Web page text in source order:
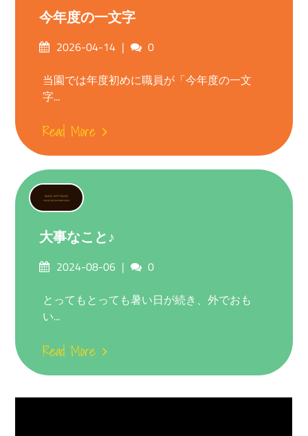
今年度の一文字
Posted2026-04-14 Comments
0
当園では年度初めに職員が「今年度の一文
字...
Read More
大事なこと♪
Posted2024-08-06 Comments
0
とってもとっても暑い日が続き、外でおも
い...
Read More